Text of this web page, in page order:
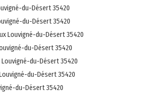
du-Désert 35420
du-Désert 35420
Louvigné-du-Désert 35420
du-Désert 35420
du-Désert 35420
du-Désert 35420
du-Désert 35420